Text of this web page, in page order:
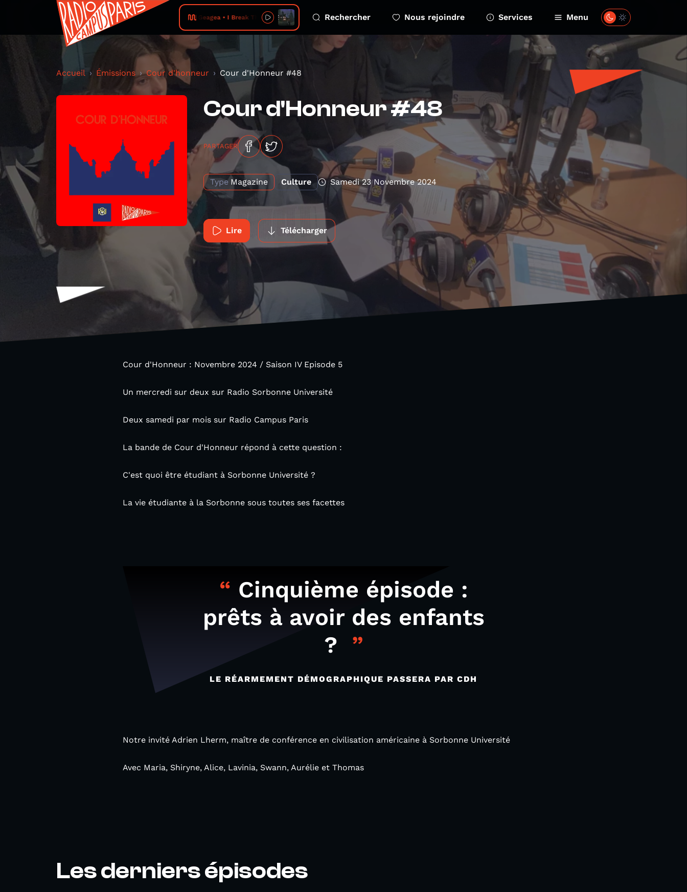
Geagea • I Break Things Rechercher Nous rejoindre Services Menu
Accueil Émissions Cour d'honneur Cour d'Honneur #48
Cour d'Honneur #48
PARTAGER
Type Magazine Culture Samedi 23 Novembre 2024
Lire Télécharger
Cour d'Honneur : Novembre 2024 / Saison IV Episode 5
Un mercredi sur deux sur Radio Sorbonne Université
Deux samedi par mois sur Radio Campus Paris
La bande de Cour d'Honneur répond à cette question :
C'est quoi être étudiant à Sorbonne Université ?
La vie étudiante à la Sorbonne sous toutes ses facettes
Cinquième épisode :
prêts à avoir des enfants
?
LE RÉARMEMENT DÉMOGRAPHIQUE PASSERA PAR CDH
Notre invité Adrien Lherm, maître de conférence en civilisation américaine à Sorbonne Université
Avec Maria, Shiryne, Alice, Lavinia, Swann, Aurélie et Thomas
Les derniers épisodes